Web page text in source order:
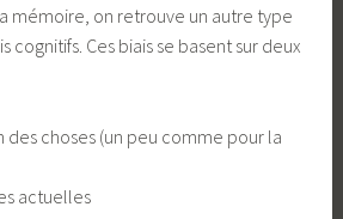
mémoire, on retrouve un autre type
cognitifs. Ces biais se basent sur deux
choses (un peu comme pour la
actuelles